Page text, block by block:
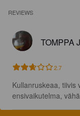
REVIEWS
TOMPPA J
2.7
Kullanruskeaa, tiivis
ensivaikutelma,